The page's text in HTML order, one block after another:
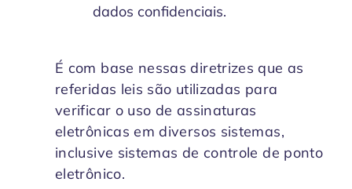
dados confidenciais.
É com base nessas diretrizes que as
referidas leis são utilizadas para
verificar o uso de assinaturas
eletrônicas em diversos sistemas,
inclusive sistemas de controle de ponto
eletrônico.